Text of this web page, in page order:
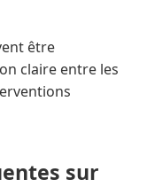
être
claire entre les
sur